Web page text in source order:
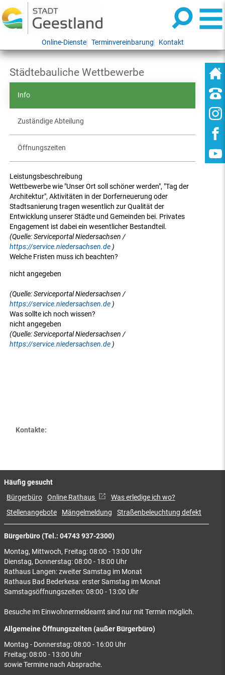
Online-Dienste Terminvereinbarung Kontakt
Städtebauliche Wettbewerbe
Info
Zuständige Abteilung
Öffnungszeiten
Leistungsbeschreibung
Wettbewerbe wie "Unser Ort soll schöner werden", "Tag der
Architektur", Aktivitäten in der Dorferneuerung oder
Stadtsanierung tragen wesentlich zur Qualität der
Entwicklung unserer Städte und Gemeinden bei. Privates
Engagement ist dabei ein wesentlicher Bestandteil.
(Quelle: Serviceportal Niedersachsen /
https://service.niedersachsen.de )
Welche Fristen muss ich beachten?
nicht angegeben
(Quelle: Serviceportal Niedersachsen /
https://service.niedersachsen.de )
Was sollte ich noch wissen?
nicht angegeben
(Quelle: Serviceportal Niedersachsen /
https://service.niedersachsen.de )
Kontakte:
Bürgerbüro (Tel.: 04743 937-2300)
Montag, Mittwoch, Freitag: 08:00 - 13:00 Uhr
Dienstag, Donnerstag: 08:00 - 18:00 Uhr
Rathaus Langen: zweiter Samstag im Monat
Rathaus Bad Bederkesa: erster Samstag im Monat
Samstagsöffnungszeiten: 08:00 - 13:00 Uhr
Besuche im Einwohnermeldeamt sind nur mit Termin möglich.
Allgemeine Öffnungszeiten (außer Bürgerbüro)
Montag - Donnerstag: 08:00 - 16:00 Uhr
Freitag: 08:00 - 13:00 Uhr
sowie Termine nach Absprache.
Häufig gesucht
Bürgerbüro Online Rathaus
Was erledige ich wo?
Stellenangebote
Mängelmeldung Straßenbeleuchtung defekt